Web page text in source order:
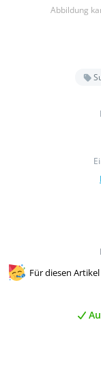
Abbildung
Für diesen